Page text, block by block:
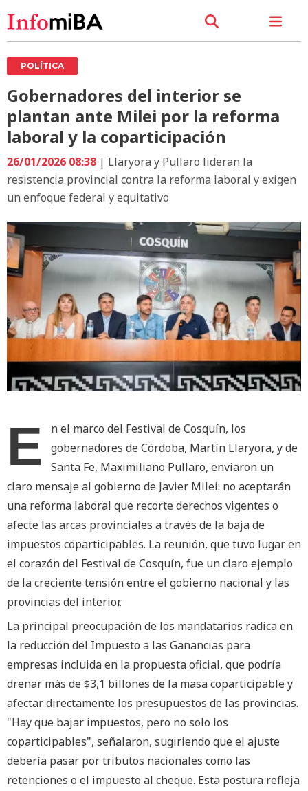
POLÍTICA
Gobernadores del interior se
plantan ante Milei por la reforma
laboral y la coparticipación
26/01/2026 08:38 | Llaryora y Pullaro lideran la
resistencia provincial contra la reforma laboral y exigen
un enfoque federal y equitativo
E
n el marco del Festival de Cosquín, los
gobernadores de Córdoba, Martín Llaryora, y de
Santa Fe, Maximiliano Pullaro, enviaron un
claro mensaje al gobierno de Javier Milei: no aceptarán
una reforma laboral que recorte derechos vigentes o
afecte las arcas provinciales a través de la baja de
impuestos coparticipables. La reunión, que tuvo lugar en
el corazón del Festival de Cosquín, fue un claro ejemplo
de la creciente tensión entre el gobierno nacional y las
provincias del interior.
La principal preocupación de los mandatarios radica en
la reducción del Impuesto a las Ganancias para
empresas incluida en la propuesta oficial, que podría
drenar más de $3,1 billones de la masa coparticipable y
afectar directamente los presupuestos de las provincias.
"Hay que bajar impuestos, pero no solo los
coparticipables", señalaron, sugiriendo que el ajuste
debería pasar por tributos nacionales como las
retenciones o el impuesto al cheque. Esta postura refleja